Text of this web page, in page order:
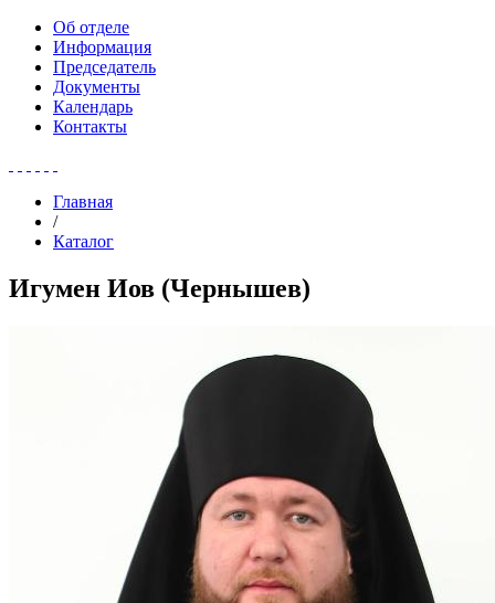
Об отделе
Информация
Председатель
Документы
Календарь
Контакты
Главная
/
Каталог
Игумен Иов (Чернышев)